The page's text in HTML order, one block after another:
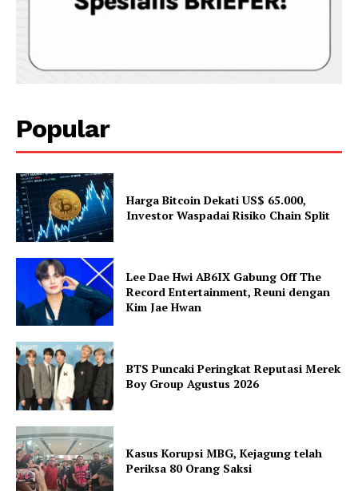
Popular
Harga Bitcoin Dekati US$ 65.000,
Investor Waspadai Risiko Chain Split
Lee Dae Hwi AB6IX Gabung Off The
Record Entertainment, Reuni dengan
Kim Jae Hwan
BTS Puncaki Peringkat Reputasi Merek
Boy Group Agustus 2026
Kasus Korupsi MBG, Kejagung telah
Periksa 80 Orang Saksi